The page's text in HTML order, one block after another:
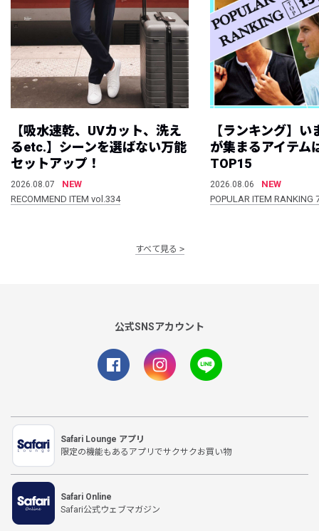
【吸水速乾、UVカット、洗え
るetc.】シーンを選ばない万能
セットアップ！
2026.08.07
NEW
RECOMMEND ITEM vol.334
【ランキング】
が集まるアイテム
TOP15
2026.08.06
NEW
POPULAR ITEM
すべて見る
公式SNSアカウント
Safari Lounge アプリ
限定の機能もあるアプリでサクサクお買い物
Safari Online
Safari公式ウェブマガジン